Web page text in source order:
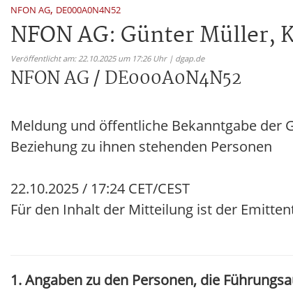
NFON AG, DE000A0N4N52
NFON AG: Günter Müller,
Veröffentlicht am: 22.10.2025 um 17:26 Uhr | dgap.de
NFON AG / DE000A0N4N52
Meldung und öffentliche Bekanntgabe der
Beziehung zu ihnen stehenden Personen
22.10.2025 / 17:24 CET/CEST
Für den Inhalt der Mitteilung ist der
1. Angaben zu den Personen, die